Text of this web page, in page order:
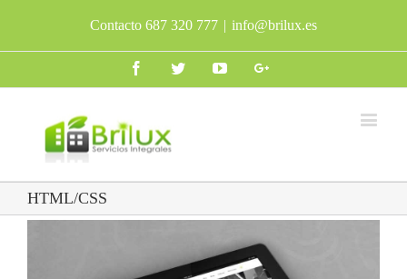
Contacto 687 320 777 | info@brilux.es
FacebookTwitterYoutubeGoogle+
HTML/CSS